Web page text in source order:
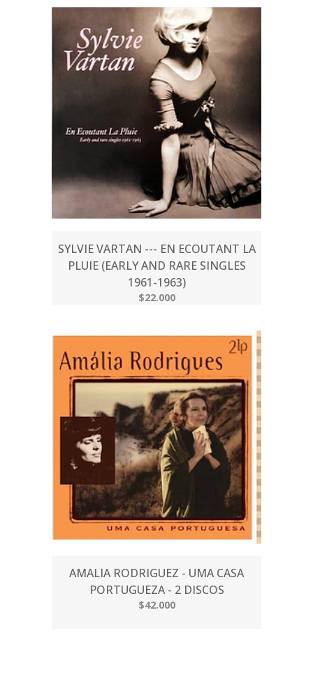
SYLVIE VARTAN --- EN ECOUTANT LA
PLUIE (EARLY AND RARE SINGLES
1961-1963)
$22.000
AMALIA RODRIGUEZ - UMA CASA
PORTUGUEZA - 2 DISCOS
$42.000